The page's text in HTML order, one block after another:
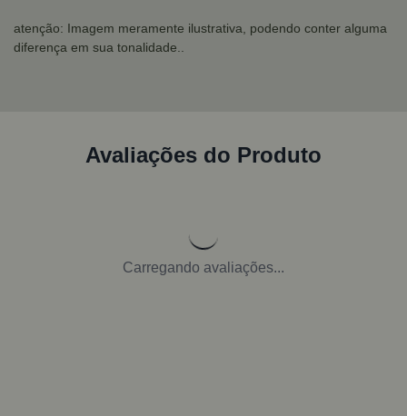
atenção: Imagem meramente ilustrativa, podendo conter alguma
diferença em sua tonalidade..
Avaliações do Produto
Carregando avaliações...